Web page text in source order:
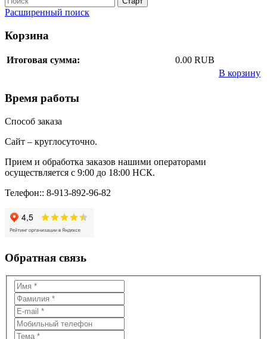
Расширенный поиск
Корзина
Итоговая сумма:
0.00 RUB
В корзину
Время работы
Способ заказа
Сайт – круглосуточно.
Прием и обработка заказов нашими операторами
осуществляется с 9:00 до 18:00 НСК.
Телефон:: 8-913-892-96-82
Обратная связь